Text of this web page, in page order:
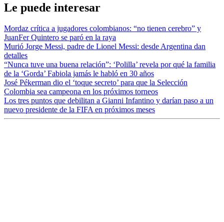
Le puede interesar
Mordaz crítica a jugadores colombianos: “no tienen cerebro” y
JuanFer Quintero se paró en la raya
Murió Jorge Messi, padre de Lionel Messi: desde Argentina dan
detalles
“Nunca tuve una buena relación”: ‘Polilla’ revela por qué la familia
de la ‘Gorda’ Fabiola jamás le habló en 30 años
José Pékerman dio el ‘toque secreto’ para que la Selección
Colombia sea campeona en los próximos torneos
Los tres puntos que debilitan a Gianni Infantino y darían paso a un
nuevo presidente de la FIFA en próximos meses